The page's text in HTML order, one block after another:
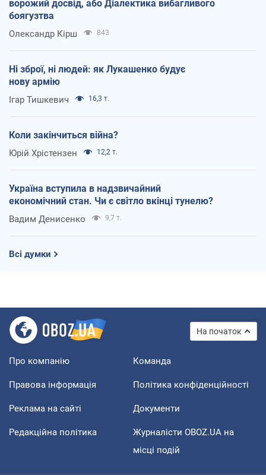
ворожий досвід, або Діалектика вибагливого
боягузтва
Олександр Кірш 843
Ні зброї, ні людей: як Лукашенко будує
нову армію
Ігар Тишкевич 16,3 т.
Коли закінчиться війна?
Юрій Хрістензен 12,2 т.
Україна вступила в надзвичайний
економічний стан. Чи є світло вкінці тунелю?
Вадим Денисенко 9,7 т.
Всі думки
На початок
Про компанію Команда
Правова інформація Політика конфіденційності
Реклама на сайті Документи
Редакційна політика
Журналісти OBOZ.UA на
місці подій